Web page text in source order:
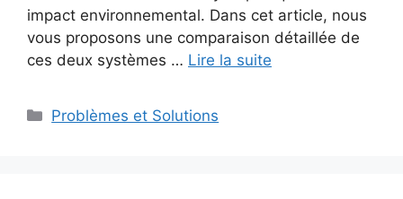
impact environnemental. Dans cet article, nous
vous proposons une comparaison détaillée de
ces deux systèmes … Lire la suite
Catégories
Problèmes et Solutions